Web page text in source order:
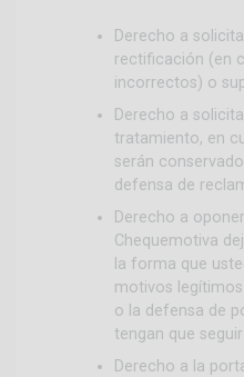
Derecho a
rectificación (en
incorrectos) o
Derecho a
tratamiento, en
serán
defensa de
Derecho a
Chequemotiva
la forma que
motivos
o la defensa de
tengan que
Derecho a la